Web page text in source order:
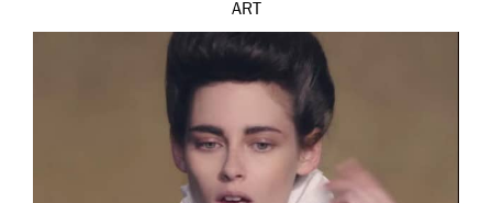
ART